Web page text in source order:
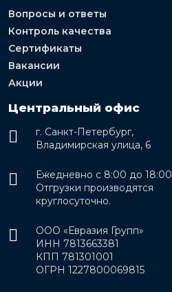
Вопросы и ответы
Контроль качества
Сертификаты
Вакансии
Акции
Центральный офис
г. Санкт-Петербург,
Владимирская улица, 6
Ежедневно с 8:00 до 18:00
Отгрузки производятся
круглосуточно.
ООО «Евразия Групп»
ИНН 7813663381
КПП 781301001
ОГРН 1227800069815